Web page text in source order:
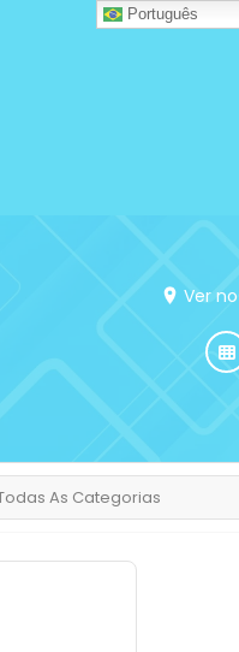
Ver
As Categorias
Português